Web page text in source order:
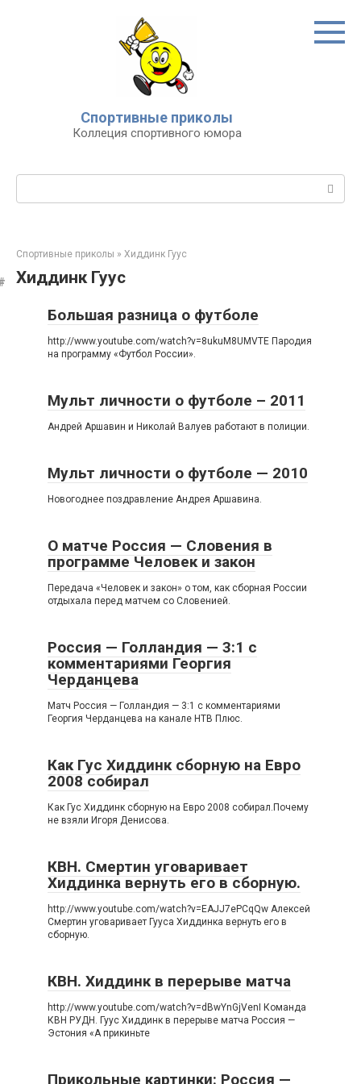
Спортивные приколы
Коллеция спортивного юмора
Спортивные приколы » Хиддинк Гуус
Хиддинк Гуус
Большая разница о футболе
http://www.youtube.com/watch?v=8ukuM8UMVTE Пародия
на программу «Футбол России».
Мульт личности о футболе – 2011
Андрей Аршавин и Николай Валуев работают в полиции.
Мульт личности о футболе — 2010
Новогоднее поздравление Андрея Аршавина.
О матче Россия — Словения в
программе Человек и закон
Передача «Человек и закон» о том, как сборная России
отдыхала перед матчем со Словенией.
Россия — Голландия — 3:1 с
комментариями Георгия
Черданцева
Матч Россия — Голландия — 3:1 c комментариями
Георгия Черданцева на канале НТВ Плюс.
Как Гус Хиддинк сборную на Евро
2008 собирал
Как Гус Хиддинк сборную на Евро 2008 собирал.Почему
не взяли Игоря Денисова.
КВН. Смертин уговаривает
Хиддинка вернуть его в сборную.
http://www.youtube.com/watch?v=EAJJ7ePCqQw Алексей
Смертин уговаривает Гууса Хиддинка вернуть его в
сборную.
КВН. Хиддинк в перерыве матча
http://www.youtube.com/watch?v=dBwYnGjVenI Команда
КВН РУДН. Гуус Хиддинк в перерыве матча Россия —
Эстония «А прикиньте
Прикольные картинки: Россия —